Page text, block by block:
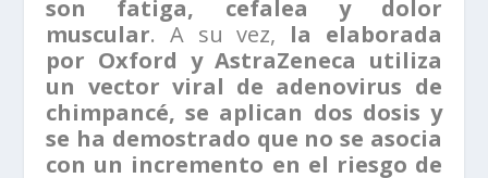
son fatiga, cefalea y dolor
muscular. A su vez, la elaborada
por Oxford y AstraZeneca utiliza
un vector viral de adenovirus de
chimpancé, se aplican dos dosis y
se ha demostrado que no se asocia
con un incremento en el riesgo de